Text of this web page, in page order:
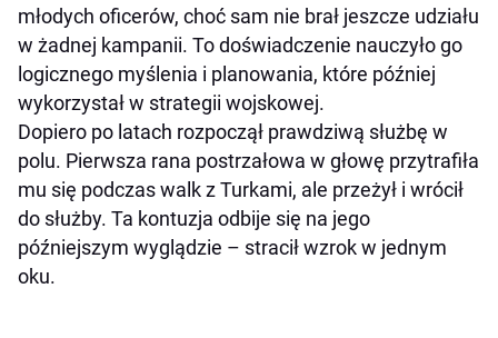
młodych oficerów, choć sam nie brał jeszcze udziału
w żadnej kampanii. To doświadczenie nauczyło go
logicznego myślenia i planowania, które później
wykorzystał w strategii wojskowej.
Dopiero po latach rozpoczął prawdziwą służbę w
polu. Pierwsza rana postrzałowa w głowę przytrafiła
mu się podczas walk z Turkami, ale przeżył i wrócił
do służby. Ta kontuzja odbije się na jego
późniejszym wyglądzie – stracił wzrok w jednym
oku.